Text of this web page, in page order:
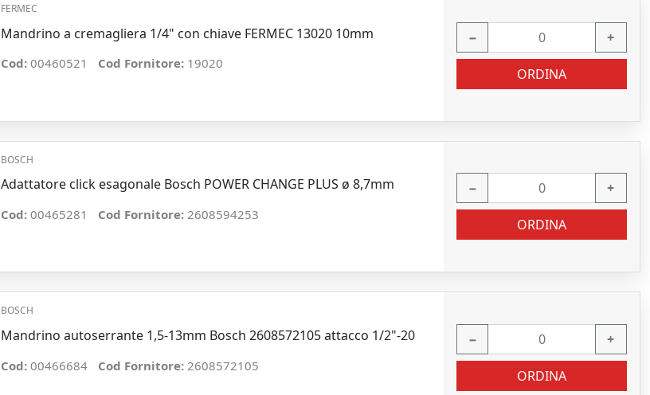
FERMEC
Mandrino a cremagliera 1/4" con chiave FERMEC 13020 10mm
Cod: 00460521 Cod Fornitore: 19020
− +
ORDINA
BOSCH
Adattatore click esagonale Bosch POWER CHANGE PLUS ø 8,7mm
Cod: 00465281 Cod Fornitore: 2608594253
− +
ORDINA
BOSCH
Mandrino autoserrante 1,5-13mm Bosch 2608572105 attacco 1/2"-20
Cod: 00466684 Cod Fornitore: 2608572105
− +
ORDINA